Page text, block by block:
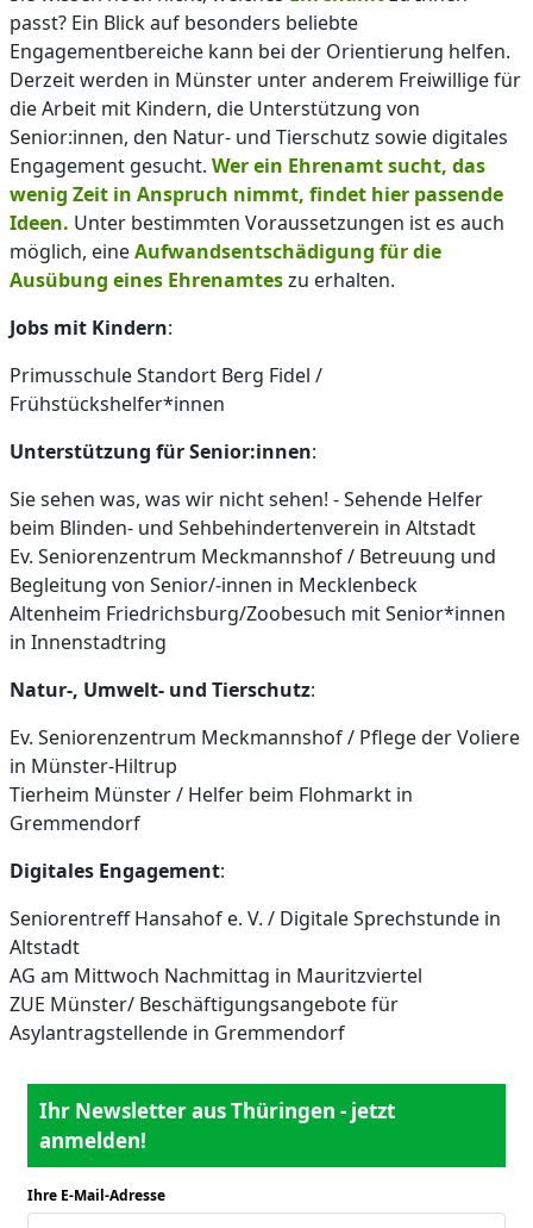
passt? Ein Blick auf besonders beliebte
Engagementbereiche kann bei der Orientierung helfen.
Derzeit werden in Münster unter anderem Freiwillige für
die Arbeit mit Kindern, die Unterstützung von
Senior:innen, den Natur- und Tierschutz sowie digitales
Engagement gesucht. Wer ein Ehrenamt sucht, das
wenig Zeit in Anspruch nimmt, findet hier passende
Ideen. Unter bestimmten Voraussetzungen ist es auch
möglich, eineAufwandsentschädigung für die
Ausübung eines Ehrenamteszu erhalten.
Jobs mit Kindern:
Primusschule Standort Berg Fidel /
Frühstückshelfer*innen
Unterstützung für Senior:innen:
Sie sehen was, was wir nicht sehen! - Sehende Helfer
beim Blinden- und Sehbehindertenverein in Altstadt
Ev. Seniorenzentrum Meckmannshof / Betreuung und
Begleitung von Senior/-innen in Mecklenbeck
Altenheim Friedrichsburg/Zoobesuch mit Senior*innen
in Innenstadtring
Natur-, Umwelt- und Tierschutz:
Ev. Seniorenzentrum Meckmannshof / Pflege der Voliere
in Münster-Hiltrup
Tierheim Münster / Helfer beim Flohmarkt in
Gremmendorf
Digitales Engagement:
Seniorentreff Hansahof e. V. / Digitale Sprechstunde in
Altstadt
AG am Mittwoch Nachmittag in Mauritzviertel
ZUE Münster/ Beschäftigungsangebote für
Asylantragstellende in Gremmendorf
Ihr Newsletter aus Thüringen - jetzt
anmelden!
Ihre E-Mail-Adresse